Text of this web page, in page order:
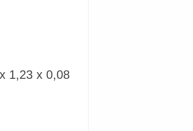
1,23 х 0,08